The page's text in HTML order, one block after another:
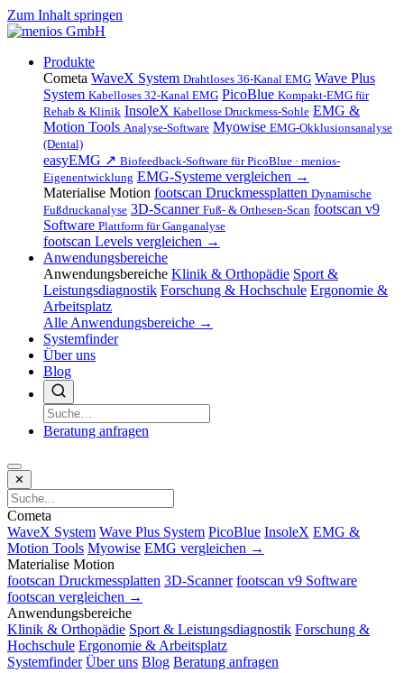
Zum Inhalt springen
Produkte
Cometa WaveX System Drahtloses 36-Kanal EMG Wave Plus
System Kabelloses 32-Kanal EMG PicoBlue Kompakt-EMG für
Rehab & Klinik InsoleX Kabellose Druckmess-Sohle EMG &
Motion Tools Analyse-Software Myowise EMG-Okklusionsanalyse
(Dental)
easyEMG ↗ Biofeedback-Software für PicoBlue · menios-
Eigenentwicklung EMG-Systeme vergleichen →
Materialise Motion footscan Druckmessplatten Dynamische
Fußdruckanalyse 3D-Scanner Fuß- & Orthesen-Scan footscan v9
Software Plattform für Ganganalyse
footscan Levels vergleichen →
Anwendungsbereiche
Anwendungsbereiche Klinik & Orthopädie Sport &
Leistungsdiagnostik Forschung & Hochschule Ergonomie &
Arbeitsplatz
Alle Anwendungsbereiche →
Systemfinder
Über uns
Blog
Beratung anfragen
✕
Cometa
WaveX System Wave Plus System PicoBlue InsoleX EMG &
Motion Tools Myowise EMG vergleichen →
Materialise Motion
footscan Druckmessplatten 3D-Scanner footscan v9 Software
footscan vergleichen →
Anwendungsbereiche
Klinik & Orthopädie Sport & Leistungsdiagnostik Forschung &
Hochschule Ergonomie & Arbeitsplatz
Systemfinder Über uns Blog Beratung anfragen